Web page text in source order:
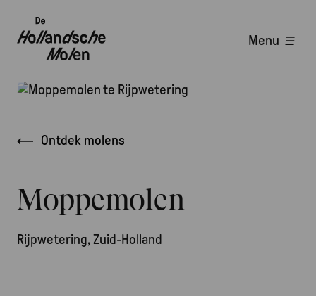
naar
gaan
Hoofdnavigatie
Menu
Ontdek molens
Moppemolen
Rijpwetering, Zuid-Holland
Afbeelding